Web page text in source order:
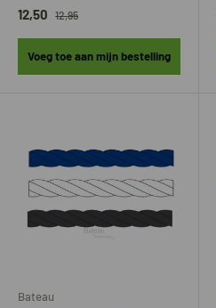
12,50 12,95
Voeg toe aan mijn bestelling
Bateau